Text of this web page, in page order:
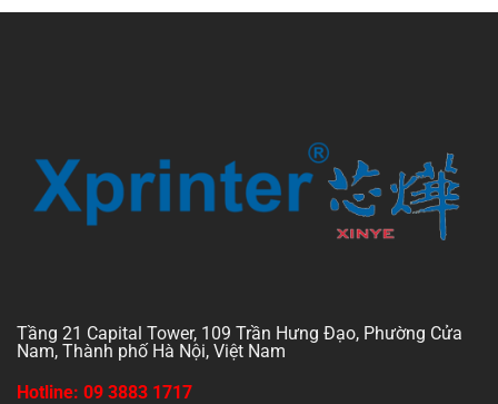
Tầng 21 Capital Tower, 109 Trần Hưng Đạo, Phường Cửa
Nam, Thành phố Hà Nội, Việt Nam
Hotline: 09 3883 1717